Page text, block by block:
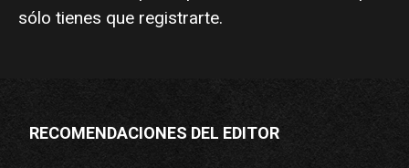
sólo tienes que registrarte.
RECOMENDACIONES DEL EDITOR